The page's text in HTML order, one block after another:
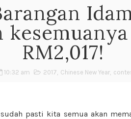
RM2,017!
10:32 am 2017, Chinese New Year,
pasti kita semua akan